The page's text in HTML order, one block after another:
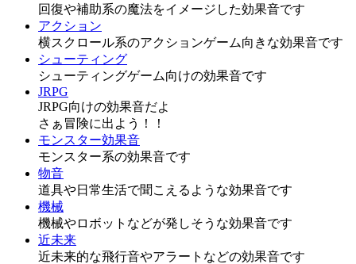
回復や補助系の魔法をイメージした効果音です
アクション
横スクロール系のアクションゲーム向きな効果音です
シューティング
シューティングゲーム向けの効果音です
JRPG
JRPG向けの効果音だよ
さぁ冒険に出よう！！
モンスター効果音
モンスター系の効果音です
物音
道具や日常生活で聞こえるような効果音です
機械
機械やロボットなどが発しそうな効果音です
近未来
近未来的な飛行音やアラートなどの効果音です